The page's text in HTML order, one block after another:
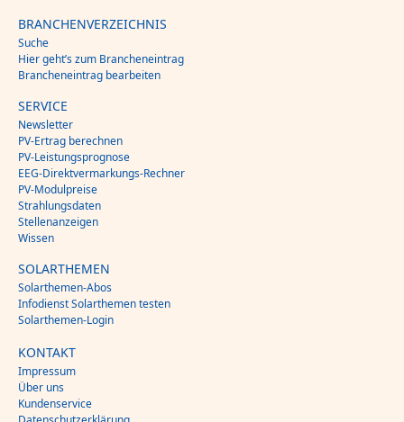
BRANCHENVERZEICHNIS
Suche
Hier geht’s zum Brancheneintrag
Brancheneintrag bearbeiten
SERVICE
Newsletter
PV-Ertrag berechnen
PV-Leistungsprognose
EEG-Direktvermarkungs-Rechner
PV-Modulpreise
Strahlungsdaten
Stellenanzeigen
Wissen
SOLARTHEMEN
Solarthemen-Abos
Infodienst Solarthemen testen
Solarthemen-Login
KONTAKT
Impressum
Über uns
Kundenservice